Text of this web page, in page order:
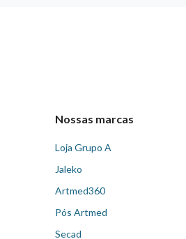
Nossas marcas
Loja Grupo A
Jaleko
Artmed360
Pós Artmed
Secad